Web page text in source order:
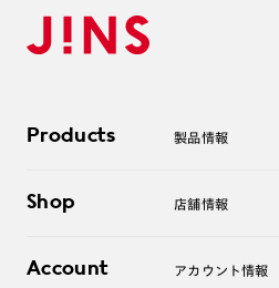
Products 製品情報
サングラス
コンタクトレンズ
Shop 店舗情報
オンラインショップ
Account アカウント情報